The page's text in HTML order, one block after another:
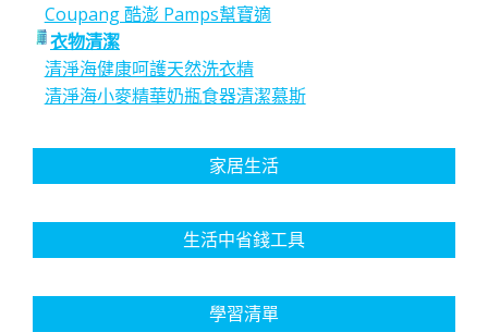
Coupang 酷澎 Pamps幫寶適
衣物清潔
清淨海健康呵護天然洗衣精
清淨海小麥精華奶瓶食器清潔慕斯
家居生活
生活中省錢工具
學習清單